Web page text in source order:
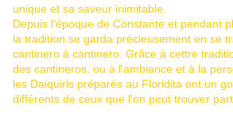
unique et sa saveur inimitable.
Depuis l'époque de Constante et pendant
la tradition se garda précieusement en se
cantinero à cantinero. Grâce à cettre
des cantineros, ou à l'ambiance et à la
les Daiquiris préparés au Floridita ont un
différents de ceux que l'on peut trouver